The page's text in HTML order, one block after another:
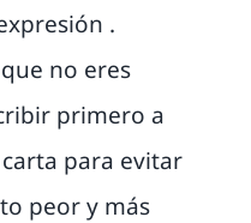
.
no eres
primero a
para evitar
peor y más